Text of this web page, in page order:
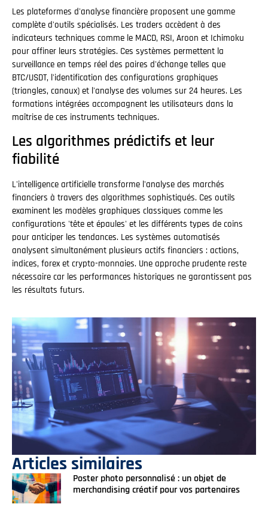
Les plateformes d'analyse financière proposent une gamme
complète d'outils spécialisés. Les traders accèdent à des
indicateurs techniques comme le MACD, RSI, Aroon et Ichimoku
pour affiner leurs stratégies. Ces systèmes permettent la
surveillance en temps réel des paires d'échange telles que
BTC/USDT, l'identification des configurations graphiques
(triangles, canaux) et l'analyse des volumes sur 24 heures. Les
formations intégrées accompagnent les utilisateurs dans la
maîtrise de ces instruments techniques.
Les algorithmes prédictifs et leur
fiabilité
L'intelligence artificielle transforme l'analyse des marchés
financiers à travers des algorithmes sophistiqués. Ces outils
examinent les modèles graphiques classiques comme les
configurations 'tête et épaules' et les différents types de coins
pour anticiper les tendances. Les systèmes automatisés
analysent simultanément plusieurs actifs financiers : actions,
indices, forex et crypto-monnaies. Une approche prudente reste
nécessaire car les performances historiques ne garantissent pas
les résultats futurs.
Articles similaires
Poster photo personnalisé : un objet de
merchandising créatif pour vos partenaires